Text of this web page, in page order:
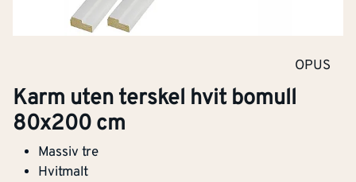
OPUS
Karm uten terskel hvit bomull
80x200 cm
Massiv tre
Hvitmalt
Karm uten terskel hvit bomull 80x200 cm